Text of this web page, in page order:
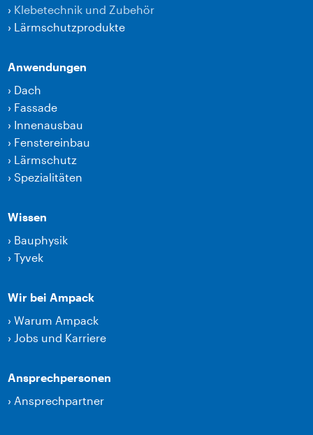
› Klebetechnik und Zubehör
› Lärmschutzprodukte
Anwendungen
› Dach
› Fassade
› Innenausbau
› Fenstereinbau
› Lärmschutz
›Spezialitäten
Wissen
› Bauphysik
›Tyvek
Wir bei Ampack
›Warum Ampack
›Jobs und Karriere
Ansprechpersonen
› Ansprechpartner